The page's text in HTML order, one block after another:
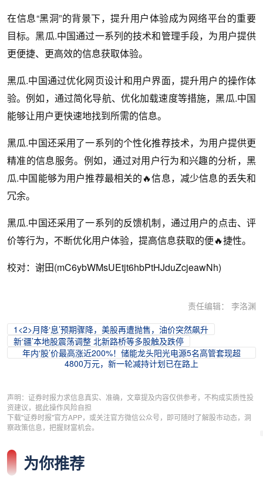
在信息“黑洞”的背景下，提升用户体验成为网络平台的重要
目标。黑瓜.中国通过一系列的技术和管理手段，为用户提供
更便捷、更高效的信息获取体验。
黑瓜.中国通过优化网页设计和用户界面，提升用户的操作体
验。例如，通过简化导航、优化加载速度等措施，黑瓜.中国
能够让用户更快速地找到所需的信息。
黑瓜.中国还采用了一系列的个性化推荐技术，为用户提供更
精准的信息服务。例如，通过对用户行为和兴趣的分析，黑
瓜.中国能够为用户推荐最相关的🔥信息，减少信息的丢失和
冗余。
黑瓜.中国还采用了一系列的反馈机制，通过用户的点击、评
价等行为，不断优化用户体验，提高信息获取的便🔥捷性。
校对：谢田(mC6ybWMsUEtjt6hbPtHJduZcjeawNh)
责任编辑： 李洛渊
1<2>月降‘息’预期骤降，美股再遭抛售，油价突然飙升
新‘疆’本地股震荡调整 北新路桥等多股触及跌停
年内‘股’价最高涨近200%！储能龙头阳光电源5名高管套现超
4800万元，新一轮减持计划已在路上
声明：证券时报力求信息真实、准确，文章提及内容仅供参考，不构成实质性投
资建议，据此操作风险自担
下载"证券时报"官方APP，或关注官方微信公众号，即可随时了解股市动态，洞
察政策信息，把握财富机会。
为你推荐